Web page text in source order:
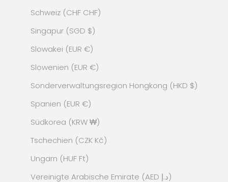
Schweiz (CHF CHF)
Singapur (SGD $)
Slowakei (EUR €)
Slowenien (EUR €)
Sonderverwaltungsregion Hongkong (HKD $)
Spanien (EUR €)
Südkorea (KRW ₩)
Tschechien (CZK Kč)
Ungarn (HUF Ft)
Vereinigte Arabische Emirate (AED د.إ)